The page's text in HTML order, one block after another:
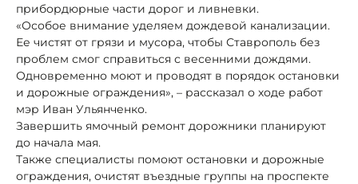
прибордюрные части дорог и ливневки.
«Особое внимание уделяем дождевой канализации.
Ее чистят от грязи и мусора, чтобы Ставрополь без
проблем смог справиться с весенними дождями.
Одновременно моют и проводят в порядок остановки
и дорожные ограждения», – рассказал о ходе работ
мэр Иван Ульянченко.
Завершить ямочный ремонт дорожники планируют
до начала мая.
Также специалисты помоют остановки и дорожные
ограждения, очистят въездные группы на проспекте